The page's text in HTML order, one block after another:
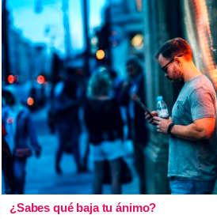
¿Sabes qué baja tu ánimo?